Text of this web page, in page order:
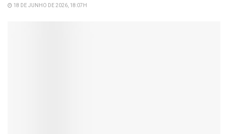
18 DE JUNHO DE 2026, 18:07H